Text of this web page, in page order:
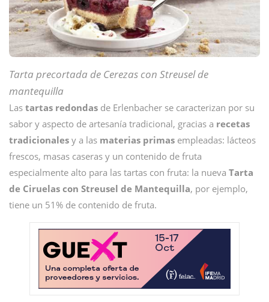
Tarta precortada de Cerezas con Streusel de
mantequilla
Las tartas redondas de Erlenbacher se caracterizan por su
sabor y aspecto de artesanía tradicional, gracias a recetas
tradicionales y a las materias primas empleadas: lácteos
frescos, masas caseras y un contenido de fruta
especialmente alto para las tartas con fruta: la nueva Tarta
de Ciruelas con Streusel de Mantequilla, por ejemplo,
tiene un 51% de contenido de fruta.